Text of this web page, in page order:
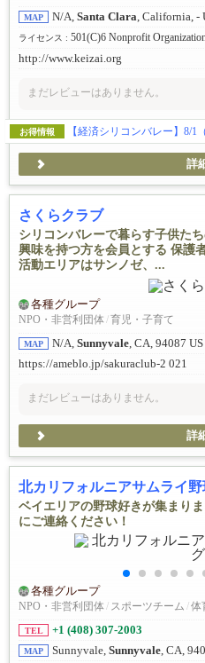
MAP N/A, Santa Clara, California, -
ライセンス : 501(C)6 Nonprofit
http://www.keizai.org
まだレビューはありません。
お得情報
詳
さくらクラブ
シリコンバレーで暮らす子供た
興味を持つ方を会員とする 保護
活動エリアはサンノゼ、...
各種グループ
NPO・非営利団体 /育児・子育て
MAP N/A, Sunnyvale, CA, 94087 US
https://ameblo.jp/sakuraclub-2 021
まだレビューはありません。
詳
北カリフォルニアサムライ
ベイエリアの野球好きが集まり
にご連絡ください！
各種グループ
NPO・非営利団体 / スポーツチーム /体
TEL +1 (408) 307-2003
MAP Sunnyvale, Sunnyvale, CA,